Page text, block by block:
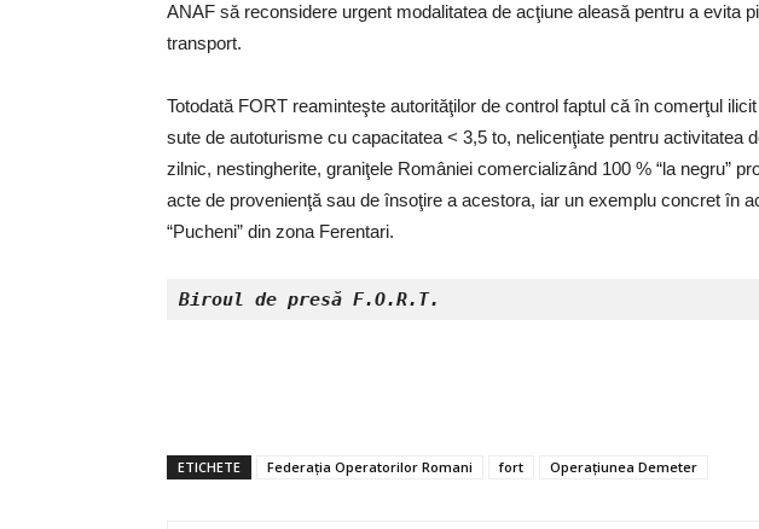
ANAF să reconsidere urgent modalitatea de acţiune aleasă pentru a evita
transport.
Totodată FORT reaminteşte autorităţilor de control faptul că în comerţul
sute de autoturisme cu capacitatea < 3,5 to, nelicenţiate pentru activitatea
zilnic, nestingherite, graniţele României comercializând 100 % “la negru”
acte de provenienţă sau de însoţire a acestora, iar un exemplu concret în
“Pucheni” din zona Ferentari.
Biroul de presă F.O.R.T.
ETICHETE Federaţia Operatorilor Romani fort Operaţiunea Demeter